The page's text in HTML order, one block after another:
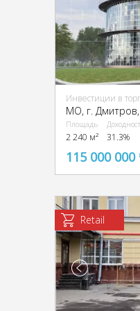
Инвестиции в
Площадь
2 240 м² 31.3%
115 000 000
Retail